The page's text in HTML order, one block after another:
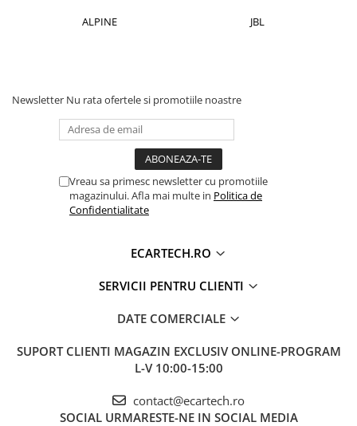
UPS & Stabilizatoare
Periferice si accesorii IT
Produse Resigilate
ALPINE JBL
Newsletter Nu rata ofertele si promotiile noastre
Vreau sa primesc newsletter cu promotiile
magazinului. Afla mai multe in Politica de
Confidentialitate
ECARTECH.RO
SERVICII PENTRU CLIENTI
DATE COMERCIALE
SUPORT CLIENTI MAGAZIN EXCLUSIV ONLINE-PROGRAM
L-V 10:00-15:00
contact@ecartech.ro
SOCIAL URMARESTE-NE IN SOCIAL MEDIA